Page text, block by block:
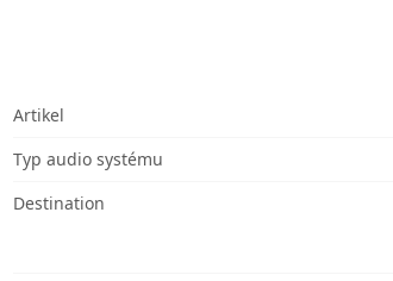
Artikel
Typ audio systému
Destination